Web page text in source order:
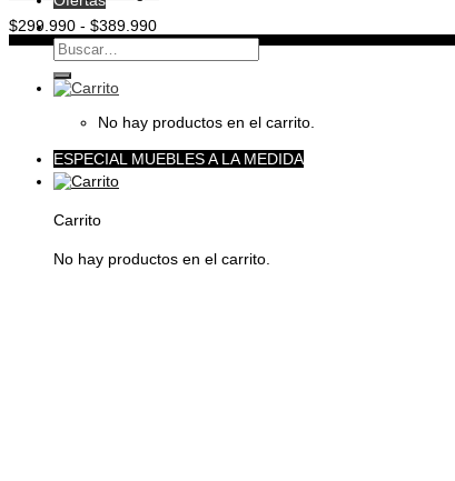
Buscar
por:
No hay productos en el carrito.
ESPECIAL MUEBLES A LA MEDIDA
Carrito
No hay productos en el carrito.
$299.990 - $389.990Rango
de
precios:
hasta
$389.990